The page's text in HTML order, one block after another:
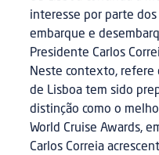
interesse por parte
embarque e
Presidente Carlos
Neste contexto, refere
de Lisboa tem sido
distinção como o
World Cruise Awards,
Carlos Correia